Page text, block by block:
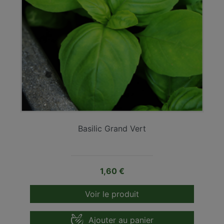
Basilic Grand Vert
Prix
1,60 €
Voir le produit
Ajouter au panier